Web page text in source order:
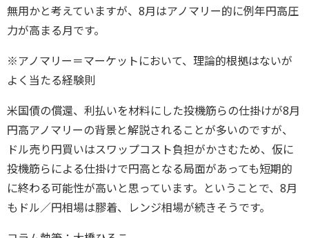
無用かと考えていますが、8月はアノマリー的に例年円高圧
力が高まる月です。
※アノマリー＝マーケットにおいて、理論的根拠はないが
よく当たる経験則
米国債の償還、利払いを材料にした投機筋らの仕掛けが8月
円高アノマリーの背景と解説されることが多いのですが、
ドル売り円買いはスワップコスト負担がかさむため、仮に
投機筋らによる仕掛けで円高となる局面があっても短期的
に終わる可能性が高いと思っています。ということで、8月
もドル／円相場は膠着、レンジ相場が続きそうです。